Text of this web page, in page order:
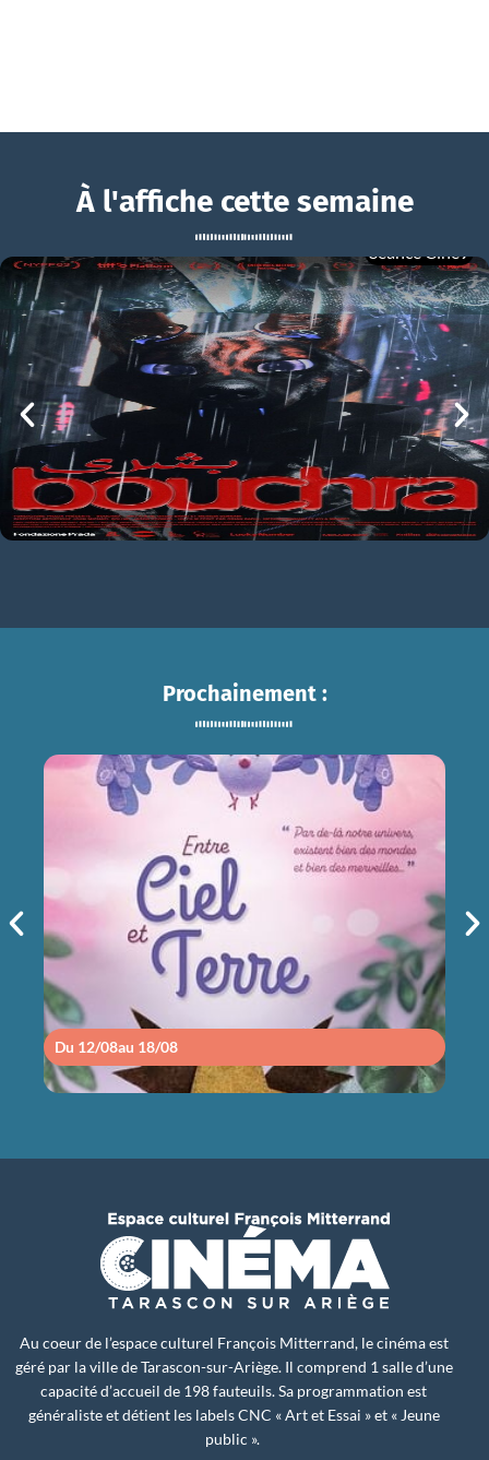
Marcel et Monsieur Pagnol
Marcel et Monsieur Pagnol Bande-annonce VF
À l'affiche cette semaine
BOUCHRA
mer 05/08
21h00
Prochainement :
Du 12/08au 18/08
ENTRE CIEL ET TERRE
sam 15/08
14h30
Au coeur de l’espace culturel François Mitterrand, le cinéma est
géré par la ville de Tarascon-sur-Ariège. Il comprend 1 salle d’une
capacité d’accueil de 198 fauteuils. Sa programmation est
généraliste et détient les labels CNC « Art et Essai » et « Jeune
public ».